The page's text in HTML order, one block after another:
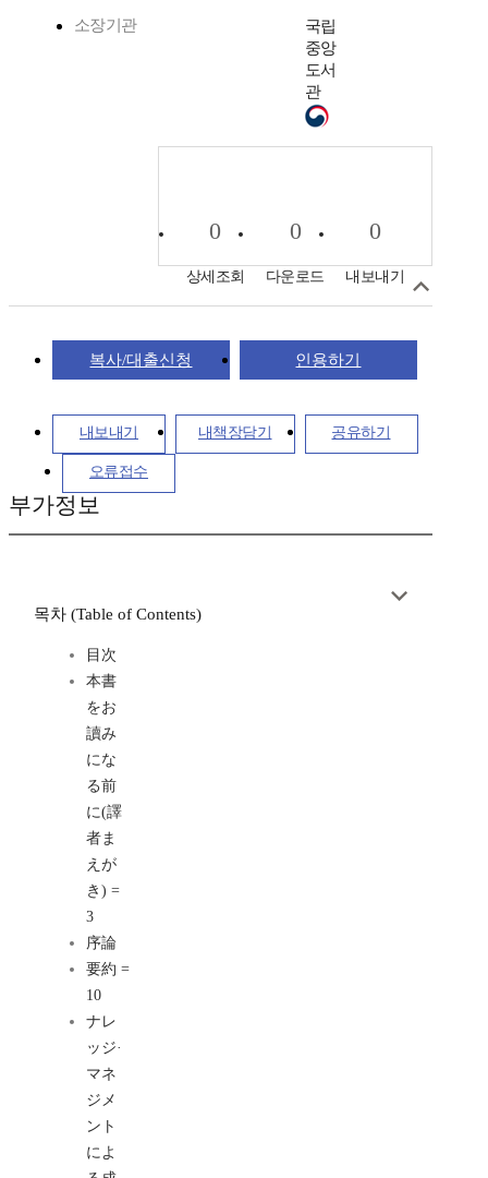
소장기관
국립
중앙
도서
관
0
상세조회
0
다운로드
0
내보내기
복사/대출신청 인용하기
내보내기 내책장담기 공유하기
오류접수
부가정보
목차 (Table of Contents)
目次
本書
をお
讀み
にな
る前
に(譯
者ま
えが
き) =
3
序論
要約 =
10
ナレ
ッジ·
マネ
ジメ
ント
によ